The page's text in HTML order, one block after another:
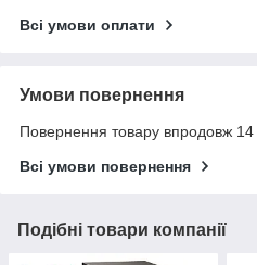
Всі умови оплати
Умови повернення
Повернення товару впродовж 14
Всі умови повернення
Подібні товари компанії